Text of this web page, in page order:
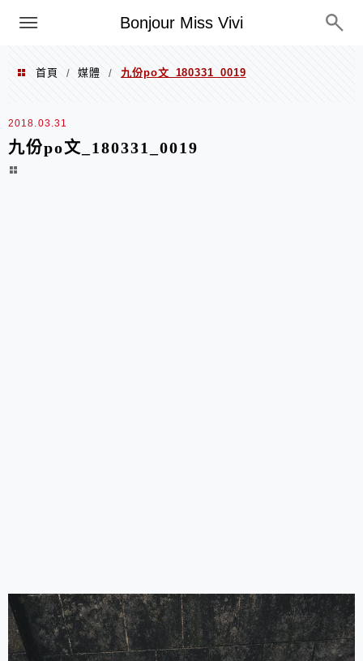
Bonjour Miss Vivi
選單
首頁 / 媒體 / 九份po文_180331_0019
2018.03.31
九份po文_180331_0019